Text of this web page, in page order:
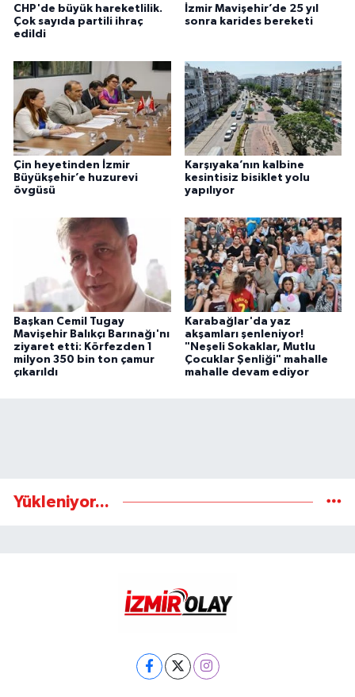
CHP'de büyük hareketlilik.
Çok sayıda partili ihraç
edildi
İzmir Mavişehir’de 25 yıl
sonra karides bereketi
Çin heyetinden İzmir
Büyükşehir’e huzurevi
övgüsü
Karşıyaka’nın kalbine
kesintisiz bisiklet yolu
yapılıyor
Başkan Cemil Tugay
Mavişehir Balıkçı Barınağı'nı
ziyaret etti: Körfezden 1
milyon 350 bin ton çamur
çıkarıldı
Karabağlar'da yaz
akşamları şenleniyor!
"Neşeli Sokaklar, Mutlu
Çocuklar Şenliği" mahalle
mahalle devam ediyor
Yükleniyor...